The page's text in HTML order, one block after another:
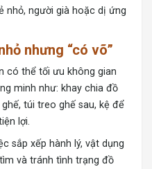
nhỏ, người già hoặc dị ứng
nhưng “có võ”
có thể tối ưu không gian
minh như: khay chia đồ
túi treo ghế sau, kệ để
lợi.
sắp xếp hành lý, vật dụng
và tránh tình trạng đồ